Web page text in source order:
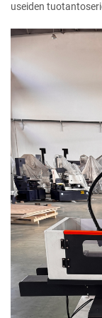
useiden